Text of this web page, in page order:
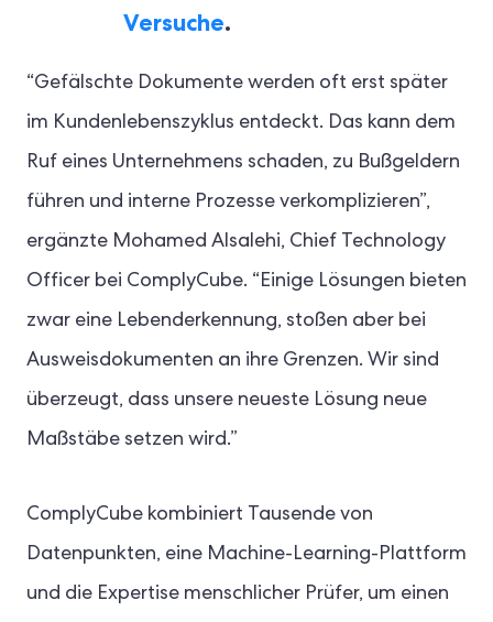
Versuche.
“Gefälschte Dokumente werden oft erst später
im Kundenlebenszyklus entdeckt. Das kann dem
Ruf eines Unternehmens schaden, zu Bußgeldern
führen und interne Prozesse verkomplizieren”,
ergänzte Mohamed Alsalehi, Chief Technology
Officer bei ComplyCube. “Einige Lösungen bieten
zwar eine Lebenderkennung, stoßen aber bei
Ausweisdokumenten an ihre Grenzen. Wir sind
überzeugt, dass unsere neueste Lösung neue
Maßstäbe setzen wird.”
ComplyCube kombiniert Tausende von
Datenpunkten, eine Machine-Learning-Plattform
und die Expertise menschlicher Prüfer, um einen